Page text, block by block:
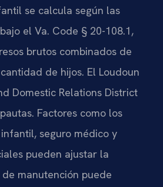
se calcula según las
el Va. Code § 20-108.1,
brutos combinados de
de hijos. El Loudoun
Domestic Relations District
Factores como los
seguro médico y
pueden ajustar la
manutención puede